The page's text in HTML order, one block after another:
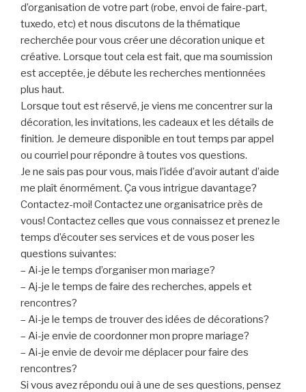
d’organisation de votre part (robe, envoi de faire-part,
tuxedo, etc) et nous discutons de la thématique
recherchée pour vous créer une décoration unique et
créative. Lorsque tout cela est fait, que ma soumission
est acceptée, je débute les recherches mentionnées
plus haut.
Lorsque tout est réservé, je viens me concentrer sur la
décoration, les invitations, les cadeaux et les détails de
finition. Je demeure disponible en tout temps par appel
ou courriel pour répondre à toutes vos questions.
Je ne sais pas pour vous, mais l’idée d’avoir autant d’aide
me plaît énormément. Ça vous intrigue davantage?
Contactez-moi! Contactez une organisatrice près de
vous! Contactez celles que vous connaissez et prenez le
temps d’écouter ses services et de vous poser les
questions suivantes:
– Ai-je le temps d’organiser mon mariage?
– Aj-je le temps de faire des recherches, appels et
rencontres?
– Ai-je le temps de trouver des idées de décorations?
– Ai-je envie de coordonner mon propre mariage?
– Ai-je envie de devoir me déplacer pour faire des
rencontres?
Si vous avez répondu oui à une de ses questions, pensez